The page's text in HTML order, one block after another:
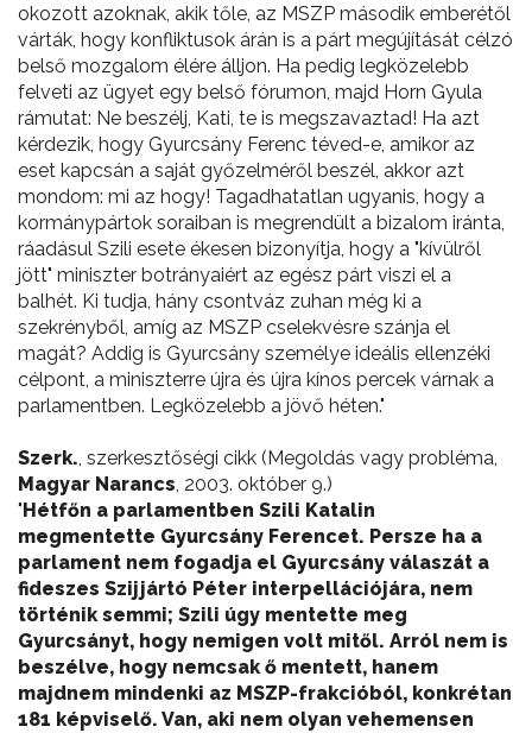
okozott azoknak, akik tőle, az MSZP második emberétől
várták, hogy konfliktusok árán is a párt megújítását célzó
belső mozgalom élére álljon. Ha pedig legközelebb
felveti az ügyet egy belső fórumon, majd Horn Gyula
rámutat: Ne beszélj, Kati, te is megszavaztad! Ha azt
kérdezik, hogy Gyurcsány Ferenc téved-e, amikor az
eset kapcsán a saját győzelméről beszél, akkor azt
mondom: mi az hogy! Tagadhatatlan ugyanis, hogy a
kormánypártok soraiban is megrendült a bizalom iránta,
ráadásul Szili esete ékesen bizonyítja, hogy a "kívülről
jött" miniszter botrányaiért az egész párt viszi el a
balhét. Ki tudja, hány csontváz zuhan még ki a
szekrényből, amíg az MSZP cselekvésre szánja el
magát? Addig is Gyurcsány személye ideális ellenzéki
célpont, a miniszterre újra és újra kínos percek várnak a
parlamentben. Legközelebb a jövő héten."
Szerk., szerkesztőségi cikk (Megoldás vagy probléma,
Magyar Narancs, 2003. október 9.)
"Hétfőn a parlamentben Szili Katalin
megmentette Gyurcsány Ferencet. Persze ha a
parlament nem fogadja el Gyurcsány válaszát a
fideszes Szijjártó Péter interpellációjára, nem
történik semmi; Szili úgy mentette meg
Gyurcsányt, hogy nemigen volt mitől. Arról nem is
beszélve, hogy nemcsak ő mentett, hanem
majdnem mindenki az MSZP-frakcióból, konkrétan
181 képviselő. Van, aki nem olyan vehemensen